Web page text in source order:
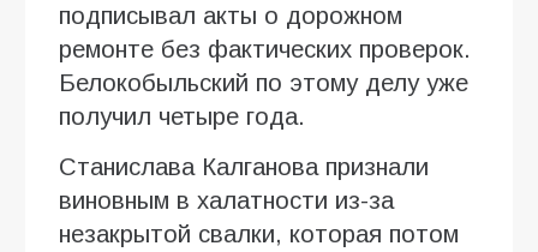
подписывал акты о дорожном
ремонте без фактических проверок.
Белокобыльский по этому делу уже
получил четыре года.
Станислава Калганова признали
виновным в халатности из-за
незакрытой свалки, которая потом